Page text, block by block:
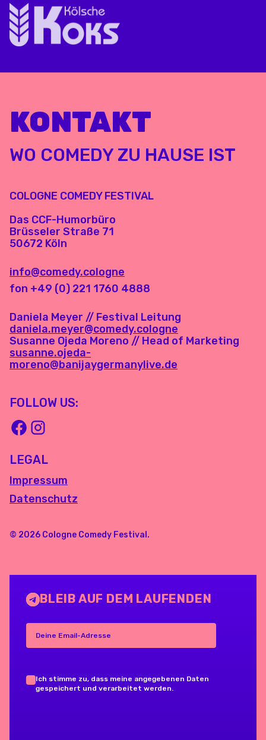
KONTAKT
WO COMEDY ZU HAUSE IST
COLOGNE COMEDY FESTIVAL
Das CCF-Humorbüro
Brüsseler Straße 71
50672 Köln
info@comedy.cologne
fon +49 (0) 221 1760 4888
Daniela Meyer // Festival Leitung
daniela.meyer@comedy.cologne
Susanne Ojeda Moreno // Head of Marketing
susanne.ojeda-
moreno@banijaygermanylive.de
FOLLOW US:
LEGAL
Impressum
Datenschutz
© 2026 Cologne Comedy Festival.
BLEIB AUF DEM LAUFENDEN
Deine Email-Adresse
Ich stimme zu, dass meine angegebenen Daten
gespeichert und verarbeitet werden.